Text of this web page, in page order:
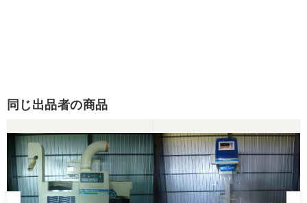
同じ出品者の商品